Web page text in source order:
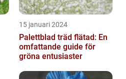
15 januari 2024
Palettblad träd flätad: En
omfattande guide för
gröna entusiaster